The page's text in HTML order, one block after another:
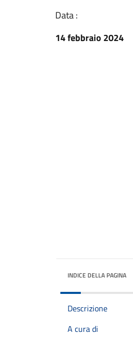
Data :
14 febbraio 2024
INDICE DELLA PAGINA
Descrizione
A cura di